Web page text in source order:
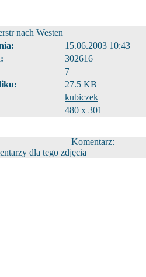
nach Westen
15.06.2003 10:43
302616
7
27.5 KB
kubiczek
480 x 301
Komentarz:
dla tego zdjęcia